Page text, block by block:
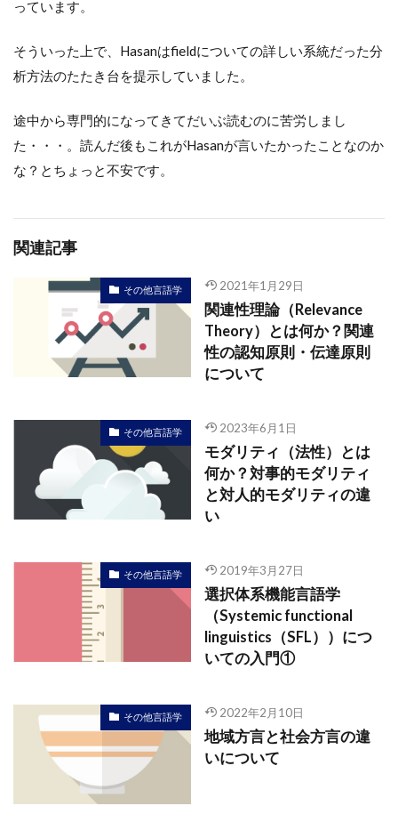
っています。
そういった上で、Hasanはfieldについての詳しい系統だった分
析方法のたたき台を提示していました。
途中から専門的になってきてだいぶ読むのに苦労しまし
た・・・。読んだ後もこれがHasanが言いたかったことなのか
な？とちょっと不安です。
関連記事
その他言語学 2021年1月29日
関連性理論（Relevance
Theory）とは何か？関連
性の認知原則・伝達原則
について
その他言語学 2023年6月1日
モダリティ（法性）とは
何か？対事的モダリティ
と対人的モダリティの違
い
その他言語学 2019年3月27日
選択体系機能言語学
（Systemic functional
linguistics（SFL））につ
いての入門①
その他言語学 2022年2月10日
地域方言と社会方言の違
いについて